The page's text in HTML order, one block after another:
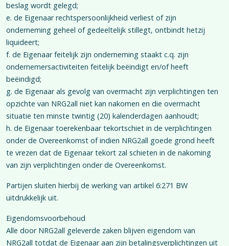
beslag wordt gelegd;
e. de Eigenaar rechtspersoonlijkheid verliest of zijn
onderneming geheel of gedeeltelijk stillegt, ontbindt hetzij
liquideert;
f. de Eigenaar feitelijk zijn onderneming staakt c.q. zijn
ondernemersactiviteiten feitelijk beëindigt en/of heeft
beëindigd;
g. de Eigenaar als gevolg van overmacht zijn verplichtingen ten
opzichte van NRG2all niet kan nakomen en die overmacht
situatie ten minste twintig (20) kalenderdagen aanhoudt;
h. de Eigenaar toerekenbaar tekortschiet in de verplichtingen
onder de Overeenkomst of indien NRG2all goede grond heeft
te vrezen dat de Eigenaar tekort zal schieten in de nakoming
van zijn verplichtingen onder de Overeenkomst.
Partijen sluiten hierbij de werking van artikel 6:271 BW
uitdrukkelijk uit.
Eigendomsvoorbehoud
Alle door NRG2all geleverde zaken blijven eigendom van
NRG2all totdat de Eigenaar aan zijn betalingsverplichtingen uit